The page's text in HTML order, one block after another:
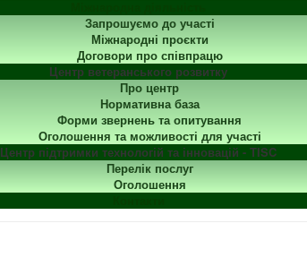
Запрошуємо до участі
Міжнародні проєкти
Договори про співпрацю
Центр ветеранського розвитку
Про центр
Нормативна база
Форми звернень та опитування
Оголошення та можливості для участі
Центр підтримки технологій та інновацій - TISC
Перелік послуг
Оголошення